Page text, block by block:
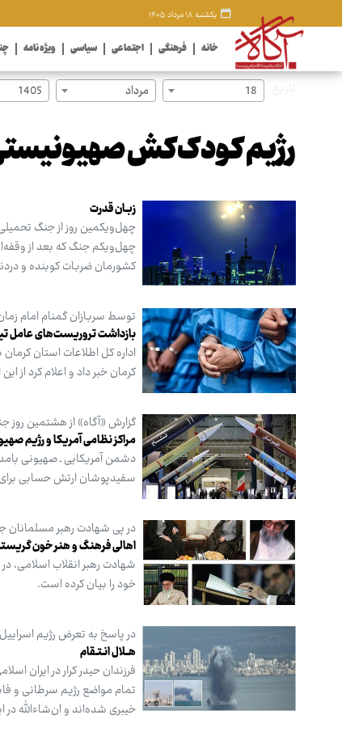
یکشنبه ۱۸ مرداد ۱۴۰۵
خانه فرهنگی اجتماعی سیاسی ویژه نامه
18 مرداد 1405
رژیم کودک‌کش
زبـان قدرت
چهل‌ویکم جنگ که بعد از
کشورمان ضربات کوبنده و
توسط سربازان گمنام امام
بازداشت تروریست‌های عامل
اداره ‌کل اطلاعات استان
کرمان خبر داد و اعلام کرد
گزارش «آگاه» از هشتمین روز
مراکز نظامی آمریکا و رژیم
دشمن آمریکایی ـ صهیونی
سفیدپوشان ارتش حسابی
در پی شهادت رهبر
اهالی فرهنگ و هنر خون
شهادت رهبر انقلاب اسلامی،
خود را بیان کرده است.
در پاسخ به تعرض رژیم
هــلال انـتـقام
فرزندان حیدر کرار در ایران
تمام مواضع رژیم سرطانی و
خیبری شده‌اند و ان‌شاءالله